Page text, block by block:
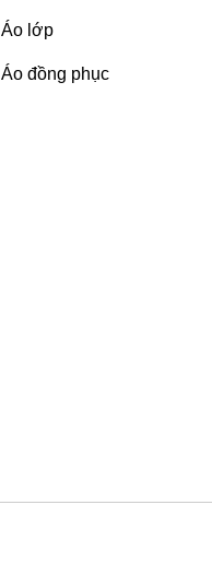
Áo lớp
Áo đồng phục